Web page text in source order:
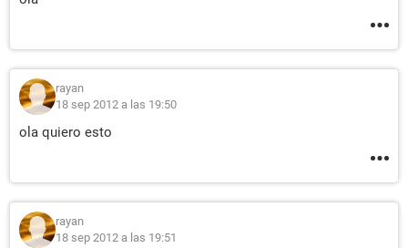
rayan
18 sep 2012 a las 19:50
ola quiero esto
rayan
18 sep 2012 a las 19:51